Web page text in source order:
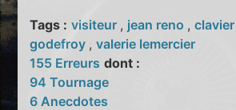
Tags : visiteur , jean reno ,clavier
godefroy ,valerie lemercier
155 Erreurs dont :
94 Tournage
6 Anecdotes